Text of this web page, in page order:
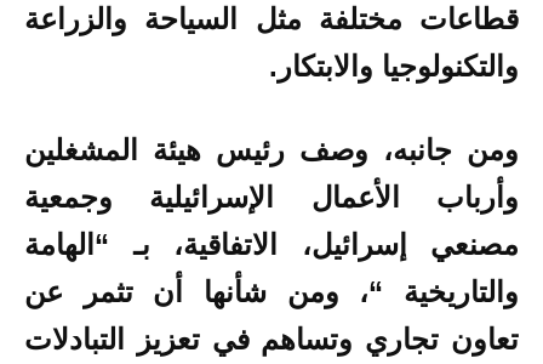
قطاعات مختلفة مثل السياحة والزراعة
والتكنولوجيا والابتكار.
ومن جانبه، وصف رئيس هيئة المشغلين
وأرباب الأعمال الإسرائيلية وجمعية
مصنعي إسرائيل، الاتفاقية، بـ “الهامة
والتاريخية “، ومن شأنها أن تثمر عن
تعاون تجاري وتساهم في تعزيز التبادلات